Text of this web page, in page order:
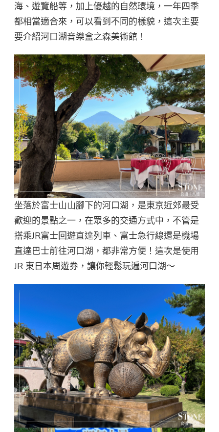
海、遊覽船等，加上優越的自然環境，一年四季
都相當適合來，可以看到不同的樣貌，這次主要
要介紹河口湖音樂盒之森美術館！
坐落於富士山山腳下的河口湖，是東京近郊最受
歡迎的景點之一，在眾多的交通方式中，不管是
搭乘JR富士回遊直達列車、富士急行線還是機場
直達巴士前往河口湖，都非常方便！這次是使用
JR 東日本周遊券，讓你輕鬆玩遍河口湖～